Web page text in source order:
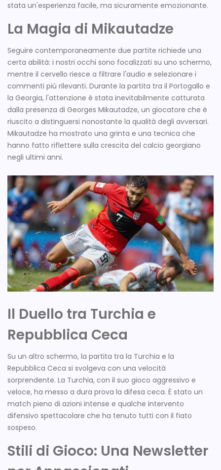
stata un'esperienza facile, ma sicuramente emozionante.
La Magia di Mikautadze
Seguire contemporaneamente due partite richiede una
certa abilità: i nostri occhi sono focalizzati su uno schermo,
mentre il cervello riesce a filtrare l'audio e selezionare i
commenti più rilevanti. Durante la partita tra il Portogallo e
la Georgia, l'attenzione è stata inevitabilmente catturata
dalla presenza di Georges Mikautadze, un giocatore che è
riuscito a distinguersi nonostante la qualità degli avversari.
Mikautadze ha mostrato una grinta e una tecnica che
hanno fatto riflettere sulla crescita del calcio georgiano
negli ultimi anni.
Il Duello tra Turchia e
Repubblica Ceca
Su un altro schermo, la partita tra la Turchia e la
Repubblica Ceca si svolgeva con una velocità
sorprendente. La Turchia, con il suo gioco aggressivo e
veloce, ha messo a dura prova la difesa ceca. È stato un
match pieno di azioni intense e qualche intervento
difensivo spettacolare che ha tenuto tutti con il fiato
sospeso.
Stili di Gioco: Una Newsletter